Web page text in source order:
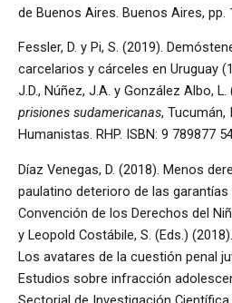
de Buenos Aires. Buenos Aires, pp.
Fessler, D. y Pi, S. (2019).
carcelarios y cárceles en Uruguay
J.D., Núñez, J.A. y González Albo,
prisiones sudamericanas, Tucumán,
Humanistas. RHP. ISBN: 9 789877
Díaz Venegas, D. (2018). Menos
paulatino deterioro de las
Convención de los Derechos del
y Leopold Costábile, S. (Eds.)
Los avatares de la cuestión penal
Estudios sobre infracción